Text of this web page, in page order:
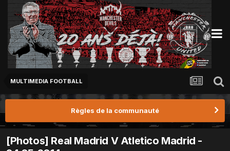
MULTIMEDIA FOOTBALL
Règles de la communauté
[Photos] Real Madrid V Atletico Madrid -